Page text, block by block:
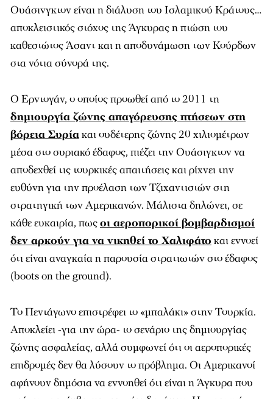
Ουάσινγκτον είναι η διάλυση του Ισλαμικού Κράτους…
αποκλειστικός στόχος της Άγκυρας η πτώση του
καθεστώτος Άσαντ και η αποδυνάμωση των Κούρδων
στα νότια σύνορά της.
Ο Ερντογάν, ο οποίος προωθεί από το 2011 τη
δημιουργία ζώνης απαγόρευσης πτήσεων στη
βόρεια Συρίακαι ουδέτερης ζώνης 20 χιλιομέτρων
μέσα στο συριακό έδαφος, πιέζει την Ουάσιγκτον να
αποδεχθεί τις τουρκικές απαιτήσεις και ρίχνει την
ευθύνη για την προέλαση των Τζιχαντιστών στη
στρατηγική των Αμερικανών. Μάλιστα δηλώνει, σε
κάθε ευκαιρία, πωςοι αεροπορικοί βομβαρδισμοί
δεν αρκούν για να νικηθεί το Χαλιφάτο και εννοεί
ότι είναι αναγκαία η παρουσία στρατιωτών στο έδαφος
(boots on the ground).
Το Πεντάγωνο επιστρέφει το «μπαλάκι» στην Τουρκία.
Αποκλείει -για την ώρα- το σενάριο της δημιουργίας
ζώνης ασφαλείας, αλλά συμφωνεί ότι οι αεροπορικές
επιδρομές δεν θα λύσουν το πρόβλημα. Οι Αμερικανοί
αφήνουν δημόσια να εννοηθεί ότι είναι η Άγκυρα που